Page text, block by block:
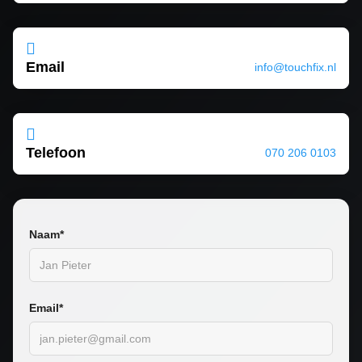
Naam*
Email*

Email info@touchfix.nl

Telefoon 070 206 0103